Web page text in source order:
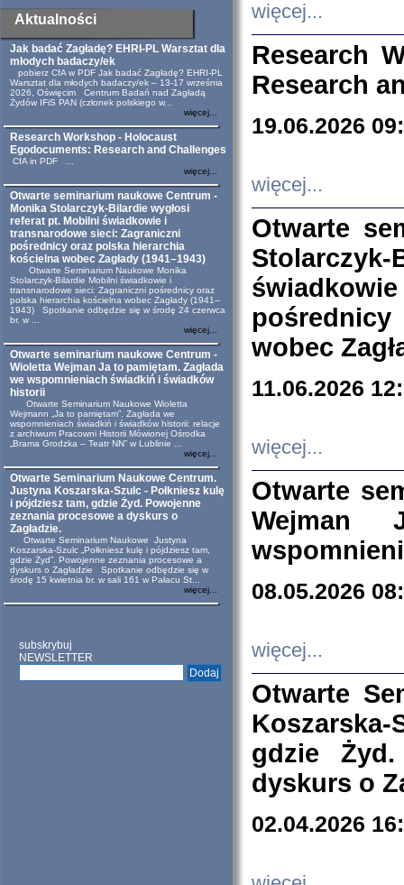
Aktualności
Jak badać Zagładę? EHRI-PL Warsztat dla
młodych badaczy/ek
pobierz CfA w PDF Jak badać Zagładę? EHRI-PL
Warsztat dla młodych badaczy/ek – 13-17 września
2026, Oświęcim Centrum Badań nad Zagładą
Żydów IFiS PAN (członek polskiego w...
więcej...
Research Workshop - Holocaust
Egodocuments: Research and Challenges
CfA in PDF ...
więcej...
Otwarte seminarium naukowe Centrum -
Monika Stolarczyk-Bilardie wygłosi
referat pt. Mobilni świadkowie i
transnarodowe sieci: Zagraniczni
pośrednicy oraz polska hierarchia
kościelna wobec Zagłady (1941–1943)
Otwarte Seminarium Naukowe Monika
Stolarczyk-Bilardie Mobilni świadkowie i
transnarodowe sieci: Zagraniczni pośrednicy oraz
polska hierarchia kościelna wobec Zagłady (1941–
1943) Spotkanie odbędzie się w środę 24 czerwca
br. w ...
więcej...
Otwarte seminarium naukowe Centrum -
Wioletta Wejman Ja to pamiętam. Zagłada
we wspomnieniach świadkiń i świadków
historii
Otwarte Seminarium Naukowe Wioletta
Wejmann „Ja to pamiętam”. Zagłada we
wspomnieniach świadkiń i świadków historii: relacje
z archiwum Pracowni Historii Mówionej Ośrodka
„Brama Grodzka – Teatr NN” w Lublinie ...
więcej...
Otwarte Seminarium Naukowe Centrum.
Justyna Koszarska-Szulc - Połkniesz kulę
i pójdziesz tam, gdzie Żyd. Powojenne
zeznania procesowe a dyskurs o
Zagładzie.
Otwarte Seminarium Naukowe Justyna
Koszarska-Szulc „Połkniesz kulę i pójdziesz tam,
gdzie Żyd”. Powojenne zeznania procesowe a
dyskurs o Zagładzie Spotkanie odbędzie się w
środę 15 kwietnia br. w sali 161 w Pałacu St...
więcej...
subskrybuj
NEWSLETTER
więcej...
Research
Research
19.06.2026
więcej...
Otwarte
wobec
11.06.2026
więcej...
Otwarte
Wejman
08.05.2026
więcej...
Otwarte
Koszarska-
gdzie
dyskurs o
02.04.2026